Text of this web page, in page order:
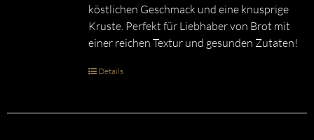
köstlichen Geschmack und eine knusprige
Kruste. Perfekt für Liebhaber von Brot mit
einer reichen Textur und gesunden Zutaten!
Details